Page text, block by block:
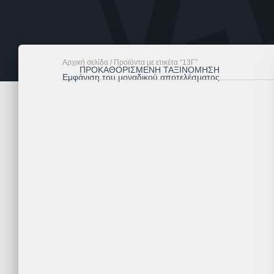
Αρχική σελίδα / Προϊόντα με ετικέτα “13Γ”
Εμφάνιση του μοναδικού αποτελέσματος